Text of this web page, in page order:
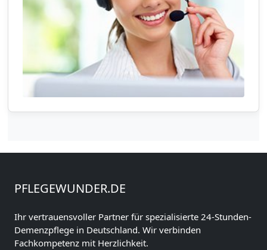
PFLEGEWUNDER.DE
Ihr vertrauensvoller Partner für spezialisierte 24-Stunden-
Demenzpflege in Deutschland. Wir verbinden
Fachkompetenz mit Herzlichkeit.